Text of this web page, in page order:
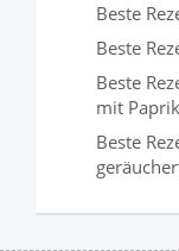
Beste
Beste
Beste
mit
Beste